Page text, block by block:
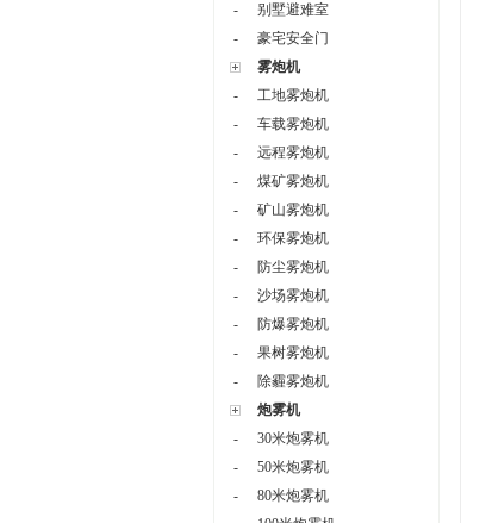
-
别墅避难室
-
豪宅安全门
雾炮机
-
工地雾炮机
-
车载雾炮机
-
远程雾炮机
-
煤矿雾炮机
-
矿山雾炮机
-
环保雾炮机
-
防尘雾炮机
-
沙场雾炮机
-
防爆雾炮机
-
果树雾炮机
-
除霾雾炮机
炮雾机
-
30米炮雾机
-
50米炮雾机
-
80米炮雾机